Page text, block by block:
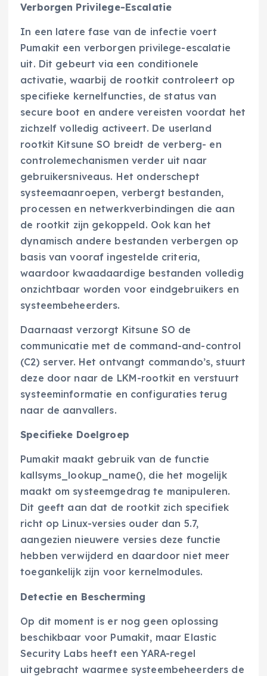
Verborgen Privilege-Escalatie
In een latere fase van de infectie voert
Pumakit een verborgen privilege-escalatie
uit. Dit gebeurt via een conditionele
activatie, waarbij de rootkit controleert op
specifieke kernelfuncties, de status van
secure boot en andere vereisten voordat het
zichzelf volledig activeert. De userland
rootkit Kitsune SO breidt de verberg- en
controlemechanismen verder uit naar
gebruikersniveaus. Het onderschept
systeemaanroepen, verbergt bestanden,
processen en netwerkverbindingen die aan
de rootkit zijn gekoppeld. Ook kan het
dynamisch andere bestanden verbergen op
basis van vooraf ingestelde criteria,
waardoor kwaadaardige bestanden volledig
onzichtbaar worden voor eindgebruikers en
systeembeheerders.
Daarnaast verzorgt Kitsune SO de
communicatie met de command-and-control
(C2) server. Het ontvangt commando’s, stuurt
deze door naar de LKM-rootkit en verstuurt
systeeminformatie en configuraties terug
naar de aanvallers.
Specifieke Doelgroep
Pumakit maakt gebruik van de functie
kallsyms_lookup_name(), die het mogelijk
maakt om systeemgedrag te manipuleren.
Dit geeft aan dat de rootkit zich specifiek
richt op Linux-versies ouder dan 5.7,
aangezien nieuwere versies deze functie
hebben verwijderd en daardoor niet meer
toegankelijk zijn voor kernelmodules.
Detectie en Bescherming
Op dit moment is er nog geen oplossing
beschikbaar voor Pumakit, maar Elastic
Security Labs heeft een YARA-regel
uitgebracht waarmee systeembeheerders de